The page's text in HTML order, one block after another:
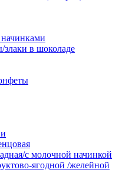
в шоколаде
с молочной начинкой
ягодной /желейной